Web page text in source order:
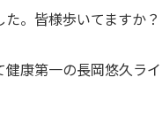
。皆様歩いてますか？
康第一の長岡悠久ラ